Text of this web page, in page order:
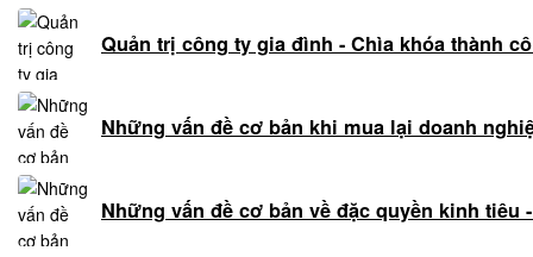
Quản trị công ty gia đình - Chìa khóa thành
Những vấn đề cơ bản khi mua lại doanh
Những vấn đề cơ bản về đặc quyền kinh